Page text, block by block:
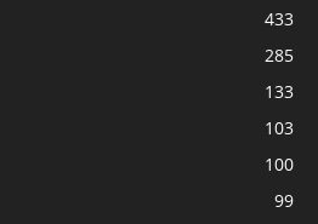
433
285
133
103
100
99